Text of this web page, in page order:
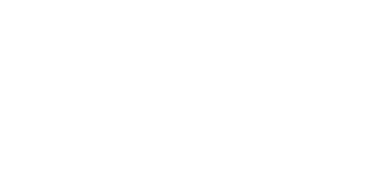
- 22:00) v reštauráciách podľa otváracej doby
(večera) - nutná predchádzajúca rezervácia
Atoll (raňajky a večera) - nutná predchádzajúca rezervácia
nápojov (0:00 - 24:00)
- 24:00)